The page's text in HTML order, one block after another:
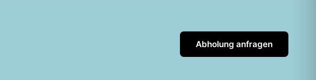
Abholung anfragen